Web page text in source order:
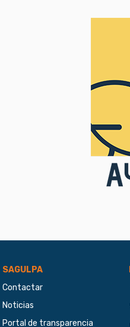
SAGULPA
Contactar
Noticias
Portal de transparencia